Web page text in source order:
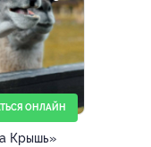
ОНЛАЙН
Крышь»